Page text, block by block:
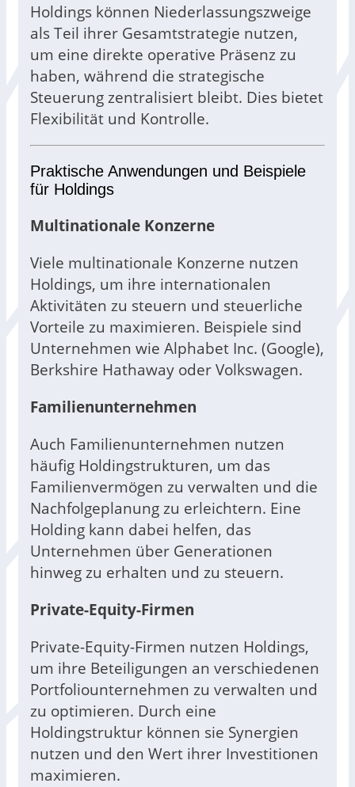
Holdings können Niederlassungszweige
als Teil ihrer Gesamtstrategie nutzen,
um eine direkte operative Präsenz zu
haben, während die strategische
Steuerung zentralisiert bleibt. Dies bietet
Flexibilität und Kontrolle.
Praktische Anwendungen und Beispiele
für Holdings
Multinationale Konzerne
Viele multinationale Konzerne nutzen
Holdings, um ihre internationalen
Aktivitäten zu steuern und steuerliche
Vorteile zu maximieren. Beispiele sind
Unternehmen wie Alphabet Inc. (Google),
Berkshire Hathaway oder Volkswagen.
Familienunternehmen
Auch Familienunternehmen nutzen
häufig Holdingstrukturen, um das
Familienvermögen zu verwalten und die
Nachfolgeplanung zu erleichtern. Eine
Holding kann dabei helfen, das
Unternehmen über Generationen
hinweg zu erhalten und zu steuern.
Private-Equity-Firmen
Private-Equity-Firmen nutzen Holdings,
um ihre Beteiligungen an verschiedenen
Portfoliounternehmen zu verwalten und
zu optimieren. Durch eine
Holdingstruktur können sie Synergien
nutzen und den Wert ihrer Investitionen
maximieren.